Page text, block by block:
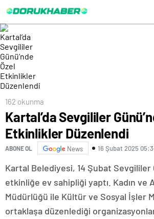
162 okunma
Kartal’da Sevgililer
Etkinlikler Düzenlendi
ABONE OL News 16 Şubat 2025
Kartal Belediyesi, 14 Şubat Sevgililer
etkinliğe ev sahipliği yaptı. Kadın ve
Müdürlüğü ile Kültür ve Sosyal İşler
ortaklaşa düzenlediği